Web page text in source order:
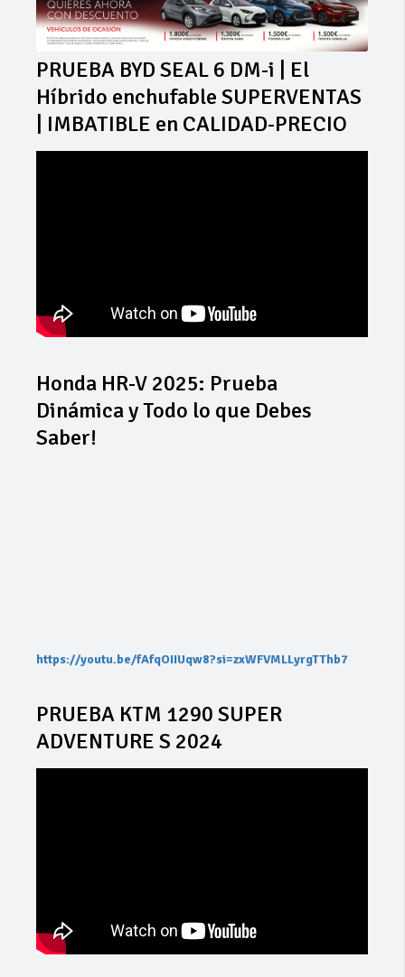
PRUEBA BYD SEAL 6 DM-i | El
Híbrido enchufable SUPERVENTAS
| IMBATIBLE en CALIDAD-PRECIO
Honda HR-V 2025: Prueba
Dinámica y Todo lo que Debes
Saber!
https://youtu.be/fAfqOIIUqw8?si=zxWFVMLLyrgTThb7
PRUEBA KTM 1290 SUPER
ADVENTURE S 2024